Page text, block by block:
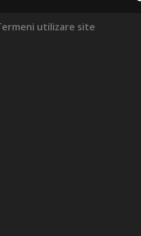
utilizare site